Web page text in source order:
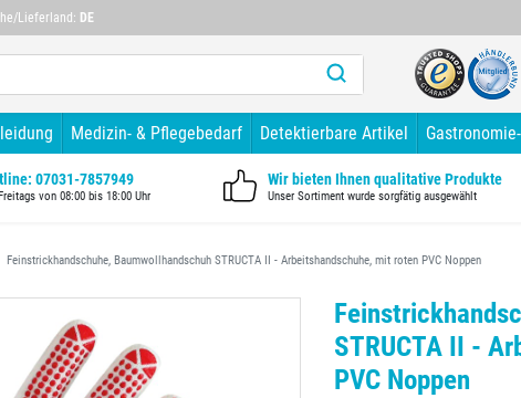
Lieferland: DE
Mehr als 10 Jahre Branchenerfahrung
Medizin- & Pflegebedarf Detektierbare Artikel
07031-7857949
von 08:00 bis 18:00 Uhr
Wir bieten Ihnen qualitative Produkte
Unser Sortiment wurde sorgfätig ausgewählt
Feinstrickhandschuhe, Baumwollhandschuh STRUCTA II - Arbeitshandschuhe, mit roten PVC Noppen
STRUCTA II -
PVC Noppen